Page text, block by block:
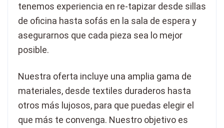
tenemos experiencia en re-tapizar desde sillas
de oficina hasta sofás en la sala de espera y
asegurarnos que cada pieza sea lo mejor
posible.
Nuestra oferta incluye una amplia gama de
materiales, desde textiles duraderos hasta
otros más lujosos, para que puedas elegir el
que más te convenga. Nuestro objetivo es